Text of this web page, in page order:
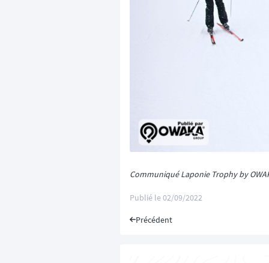
Communiqué Laponie Trophy by
Publié le02/09/2022
Précédent